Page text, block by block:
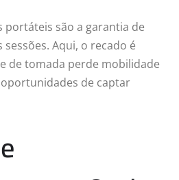
portáteis são a garantia de
Aqui, o recado é
de tomada perde mobilidade
de captar